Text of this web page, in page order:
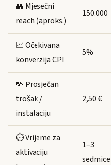
👥 Mjesečni
reach (aproks.)
150.000
📈 Očekivana
konverzija CPI
5%
💸 Prosječan
trošak /
instalaciju
2,50 €
⏱️ Vrijeme za
aktivaciju
1–3
sedmice